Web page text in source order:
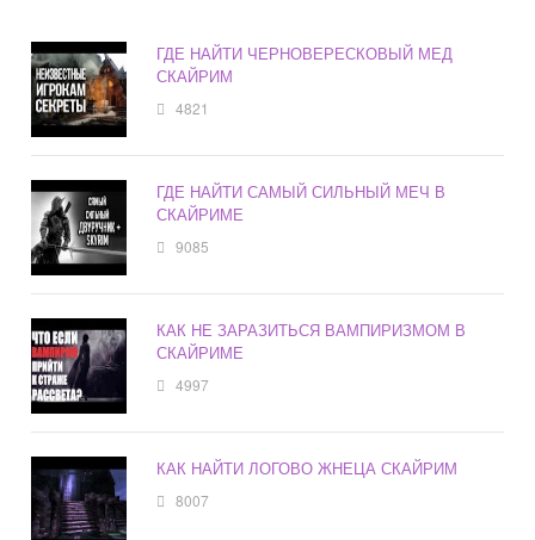
ГДЕ НАЙТИ ЧЕРНОВЕРЕСКОВЫЙ МЕД
СКАЙРИМ
4821
ГДЕ НАЙТИ САМЫЙ СИЛЬНЫЙ МЕЧ В
СКАЙРИМЕ
9085
КАК НЕ ЗАРАЗИТЬСЯ ВАМПИРИЗМОМ В
СКАЙРИМЕ
4997
КАК НАЙТИ ЛОГОВО ЖНЕЦА СКАЙРИМ
8007